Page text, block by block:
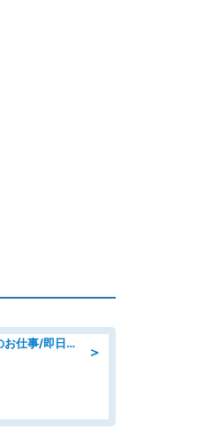
＞
営業/商社でのルート営業のお仕事/即日勤務可/車通勤可/営業